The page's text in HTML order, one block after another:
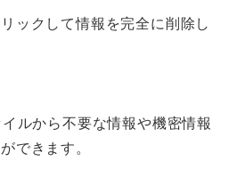
ックして情報を完全に削除し
ルから不要な情報や機密情報
できます。